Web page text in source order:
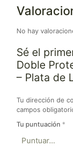
No hay
Sé el
Doble
– Plata de
Tu dirección de
campos
Tu puntuación *